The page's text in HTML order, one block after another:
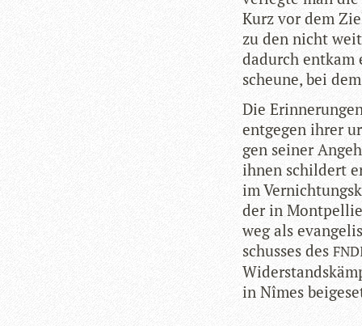
Kurz vor dem
zu den nicht
dadurch ent­kam
scheune, bei
Die
ent­ge­gen ihrer
gen sei­ner
ihnen schil­dert
im
der in
weg als
schus­ses des
in Nîmes